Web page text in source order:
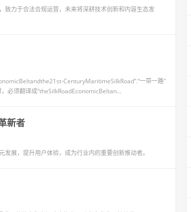
力于合法合规运营，未来将深耕技术创新和内容生态发
CenturyMaritimeSilkRoad”.“一带一路”
必须翻译成“theSilkRoadEconomicBeltan...
新者
展，提升用户体验，成为行业内的重要创新推动者。